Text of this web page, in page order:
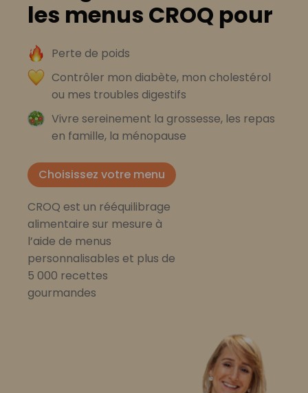
les menus CROQ pour
Perte de poids
Contrôler mon diabète, mon cholestérol
ou mes troubles digestifs
Vivre sereinement la grossesse, les repas
en famille, la ménopause
Choisissez votre menu
CROQ est un rééquilibrage
alimentaire sur mesure à
l’aide de menus
personnalisables et plus de
5 000 recettes
gourmandes